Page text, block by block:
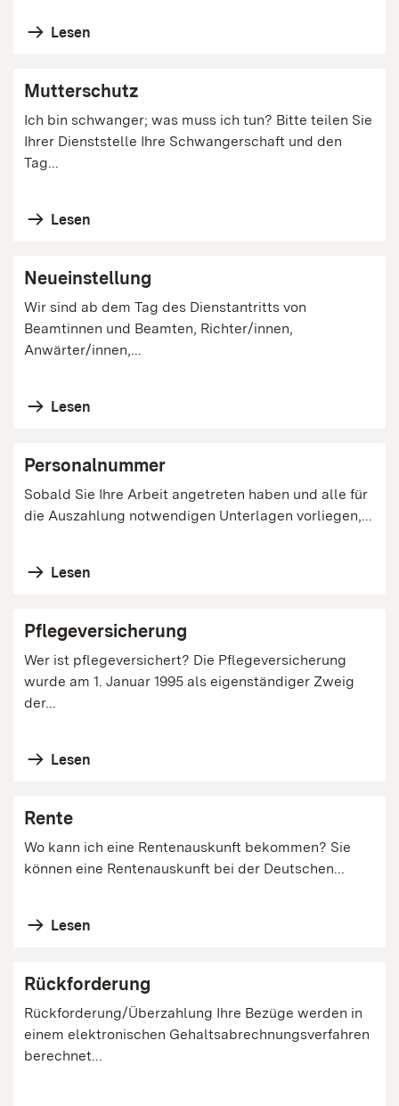
Lesen
Mutterschutz
Ich bin schwanger; was muss ich tun? Bitte teilen Sie
Ihrer Dienststelle Ihre Schwangerschaft und den
Tag...
Lesen
Neueinstellung
Wir sind ab dem Tag des Dienstantritts von
Beamtinnen und Beamten, Richter/innen,
Anwärter/innen,...
Lesen
Personalnummer
Sobald Sie Ihre Arbeit angetreten haben und alle für
die Auszahlung notwendigen Unterlagen vorliegen,...
Lesen
Pflegeversicherung
Wer ist pflegeversichert? Die Pflegeversicherung
wurde am 1. Januar 1995 als eigenständiger Zweig
der...
Lesen
Rente
Wo kann ich eine Rentenauskunft bekommen? Sie
können eine Rentenauskunft bei der Deutschen...
Lesen
Rückforderung
Rückforderung/Überzahlung Ihre Bezüge werden in
einem elektronischen Gehaltsabrechnungsverfahren
berechnet...